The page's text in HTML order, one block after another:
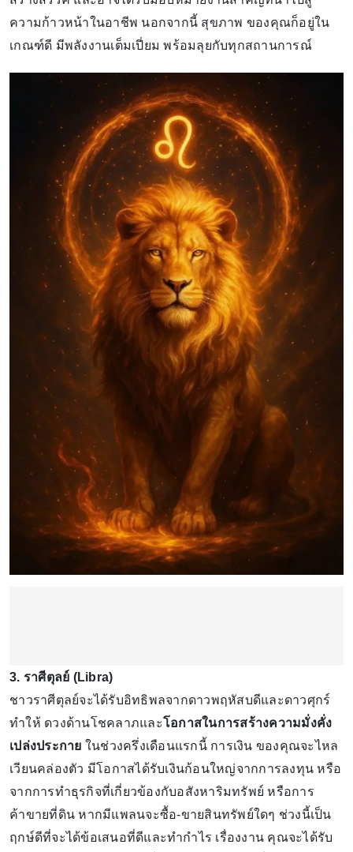
ความก้าวหน้าในอาชีพ นอกจากนี้ สุขภาพ ของคุณก็อยู่ใน
เกณฑ์ดี มีพลังงานเต็มเปี่ยม พร้อมลุยกับทุกสถานการณ์
3. ราศีตุลย์ (Libra)
ชาวราศีตุลย์จะได้รับอิทธิพลจากดาวพฤหัสบดีและดาวศุกร์
ทำให้ ดวงด้านโชคลาภและโอกาสในการสร้างความมั่งคั่ง
เปล่งประกาย ในช่วงครึ่งเดือนแรกนี้ การเงิน ของคุณจะไหล
เวียนคล่องตัว มีโอกาสได้รับเงินก้อนใหญ่จากการลงทุน หรือ
จากการทำธุรกิจที่เกี่ยวข้องกับอสังหาริมทรัพย์ หรือการ
ค้าขายที่ดิน หากมีแพลนจะซื้อ-ขายสินทรัพย์ใดๆ ช่วงนี้เป็น
ฤกษ์ดีที่จะได้ข้อเสนอที่ดีและทำกำไร เรื่องงาน คุณจะได้รับ